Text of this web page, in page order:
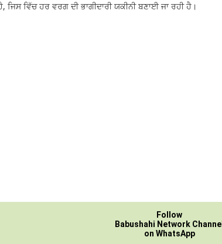
ਜਿਸ ਵਿੱਚ ਹਰ ਵਰਗ ਦੀ ਭਾਗੀਦਾਰੀ ਯਕੀਨੀ ਬਣਾਈ ਜਾ ਰਹੀ ਹੈ।
Follow
Babushahi Network Channel
on WhatsApp